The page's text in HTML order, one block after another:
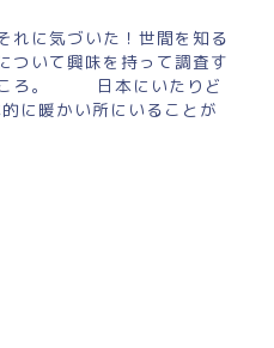
れに気づいた！世間を知る
ついて興味を持って調査す
ころ。 日本にいたりど
に暖かい所にいることが